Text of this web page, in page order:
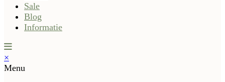
Sale
Blog
Informatie
×
Menu